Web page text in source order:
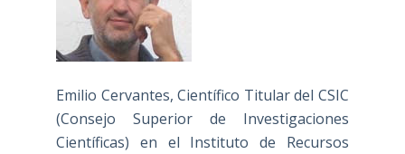
Emilio Cervantes, Científico Titular del CSIC
(Consejo Superior de Investigaciones
Científicas) en el Instituto de Recursos